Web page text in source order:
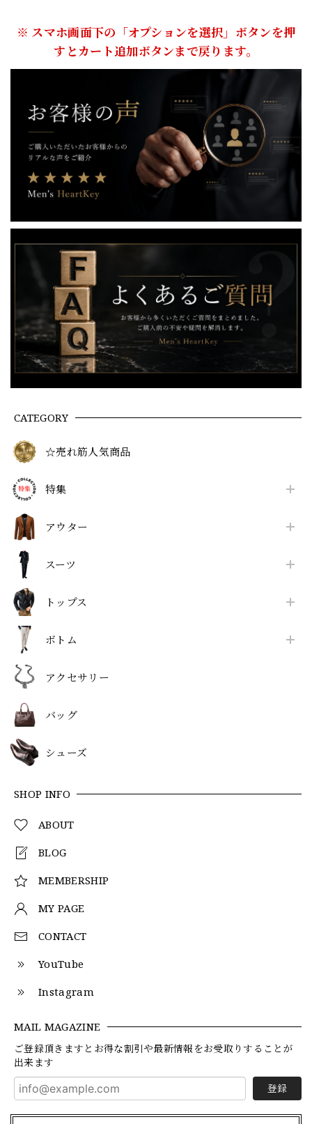
CATEGORY
☆売れ筋人気商品
特集
アウター
スーツ
トップス
ボトム
アクセサリー
バッグ
シューズ
SHOP INFO
ABOUT
BLOG
MEMBERSHIP
MY PAGE
CONTACT
YouTube
Instagram
MAIL MAGAZINE
ご登録頂きますとお得な割引や最新情報をお受取りすることが
出来ます
登録
※ スマホ画面下の「オプションを選択」ボタンを押
すとカート追加ボタンまで戻ります。